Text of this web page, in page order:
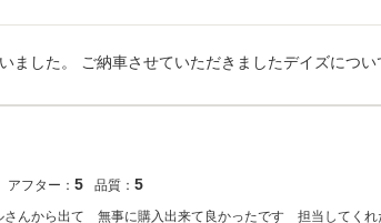
アフター： 5 品質： 5
んから出て 無事に購入出来て良かったです 担当してく